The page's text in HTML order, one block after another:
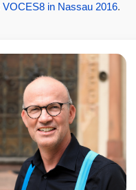
VOCES8 in Nassau 2016.